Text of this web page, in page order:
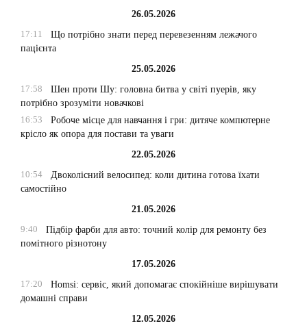
26.05.2026
17:11
Що потрібно знати перед перевезенням лежачого
пацієнта
25.05.2026
17:58
Шен проти Шу: головна битва у світі пуерів, яку
потрібно зрозуміти новачкові
16:53
Робоче місце для навчання і гри: дитяче компютерне
крісло як опора для постави та уваги
22.05.2026
10:54
Двоколісний велосипед: коли дитина готова їхати
самостійно
21.05.2026
9:40
Підбір фарби для авто: точний колір для ремонту без
помітного різнотону
17.05.2026
17:20
Homsi: сервіс, який допомагає спокійніше вирішувати
домашні справи
12.05.2026